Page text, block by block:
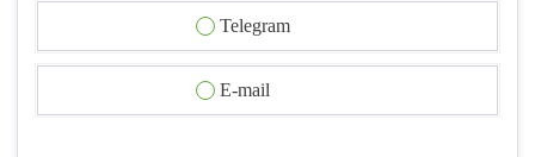
Telegram
E-mail